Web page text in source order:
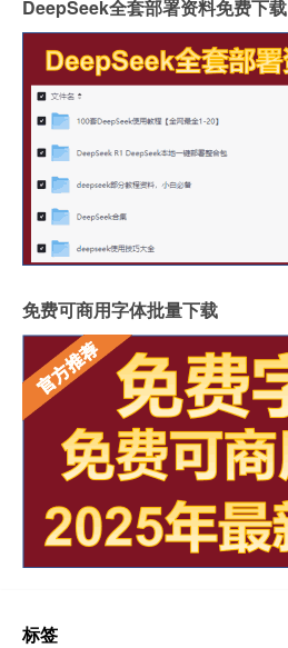
DeepSeek全套部署资料免费下载
免费可商用字体批量下载
标签